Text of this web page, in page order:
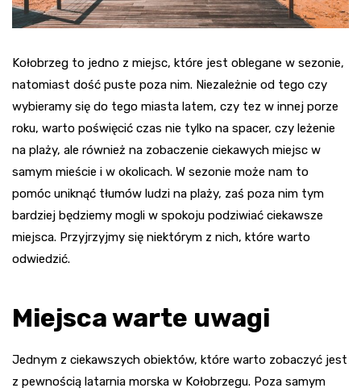
Kołobrzeg to jedno z miejsc, które jest oblegane w sezonie,
natomiast dość puste poza nim. Niezależnie od tego czy
wybieramy się do tego miasta latem, czy tez w innej porze
roku, warto poświęcić czas nie tylko na spacer, czy leżenie
na plaży, ale również na zobaczenie ciekawych miejsc w
samym mieście i w okolicach. W sezonie może nam to
pomóc uniknąć tłumów ludzi na plaży, zaś poza nim tym
bardziej będziemy mogli w spokoju podziwiać ciekawsze
miejsca. Przyjrzyjmy się niektórym z nich, które warto
odwiedzić.
Miejsca warte uwagi
Jednym z ciekawszych obiektów, które warto zobaczyć jest
z pewnością latarnia morska w Kołobrzegu. Poza samym